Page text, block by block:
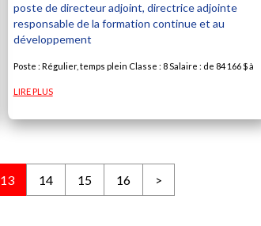
poste de directeur adjoint, directrice adjointe
responsable de la formation continue et au
développement
Poste : Régulier, temps plein Classe : 8 Salaire : de 84 166 $ à
LIRE PLUS
13 14 15 16 >